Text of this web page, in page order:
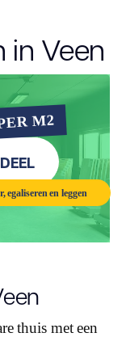
in Veen
M2
egaliseren en leggen
thuis met een